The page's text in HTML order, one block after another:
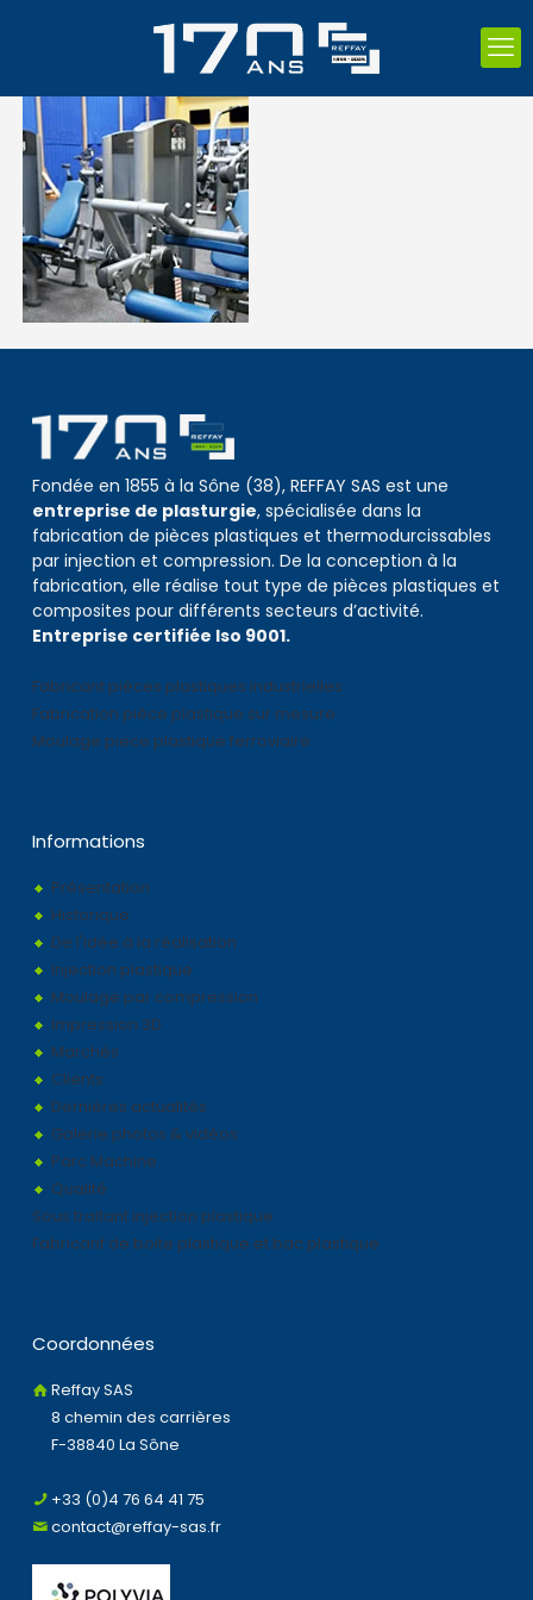
Fondée en 1855 à la Sône (38), REFFAY SAS est une
entreprise de plasturgie, spécialisée dans la
fabrication de pièces plastiques et thermodurcissables
par injection et compression. De la conception à la
fabrication, elle réalise tout type de pièces plastiques et
composites pour différents secteurs d’activité.
Entreprise certifiée Iso 9001.
Fabricant pièces plastiques industrielles
Fabrication pièce plastique sur mesure
Moulage piece plastique ferroviaire
Informations
Présentation
Historique
De l'idée à la réalisation
Injection plastique
Moulage par compression
Impression 3D
Marchés
Clients
Dernières actualités
Galerie photos & vidéos
Parc Machine
Qualité
Sous traitant injection plastique
Fabricant de boite plastique et bac plastique
Coordonnées
Reffay SAS
8 chemin des carrières
F-38840 La Sône
+33 (0)4 76 64 41 75
contact@reffay-sas.fr